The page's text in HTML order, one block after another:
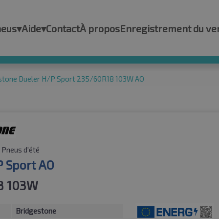
▾Aide▾ContactÀ proposEnregistrement du
Dueler H/P Sport 235/60R18 103W AO
Pneus d'été
Sport AO
103W
Bridgestone